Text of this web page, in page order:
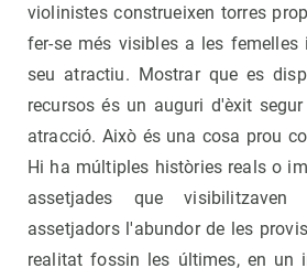
violinistes construeixen torres
fer-se més visibles a les femelles
seu atractiu. Mostrar que es
recursos és un auguri d'èxit
atracció. Això és una cosa prou
Hi ha múltiples històries reals o
assetjades que
assetjadors l'abundor de les
realitat fossin les últimes, en un